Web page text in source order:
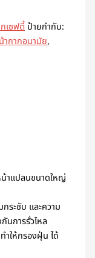
เซฟตี้ ป้ายกำกับ:
ากากอนามัย,
าแปลนขนาดใหญ่
ระชับ และความ
นการรั่วไหล
ให้กรองฝุ่น ได้